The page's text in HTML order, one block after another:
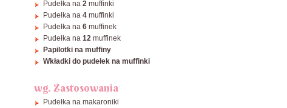
Pudełka na 2 muffinki
Pudełka na 4 muffinki
Pudełka na 6 muffinek
Pudełka na 12 muffinek
Papilotki na muffiny
Wkładki do pudełek na muffinki
wg. Zastosowania
Pudełka na makaroniki